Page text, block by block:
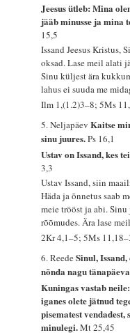
Jeesus ütleb: Mina
jääb minusse ja mina
15,5
Issand Jeesus Kristus,
oksad. Lase meil alati
Sinu küljest ära
lahus ei suuda me
Ilm 1,(1.2)3–8; 5Ms
5. NeljapäevKaitse
sinu juures.Ps 16,1
Ustav on Issand, kes
3,3
Ustav Issand, siin
Häda ja õnnetus saab
meie trööst ja abi.
rõõmudes. Ära lase
2Kr 4,1–5; 5Ms
6. ReedeSinul,
nõnda nagu
Kuningas vastab
iganes olete jätnud
pisematest vendadest,
minulegi.Mt 25,45